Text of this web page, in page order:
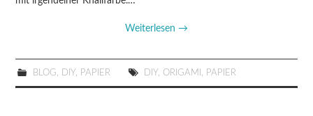
Weiterlesen →
BLOG DIY PAPIER DIY ORIGAMI PAPIER